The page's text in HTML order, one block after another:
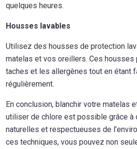
quelques heures.
Housses lavables
Utilisez des housses de protection
matelas et vos oreillers. Ces housses
taches et les allergènes tout en étant
régulièrement.
En conclusion, blanchir votre matelas
utiliser de chlore est possible grâce à
naturelles et respectueuses de
ces techniques, vous pouvez non